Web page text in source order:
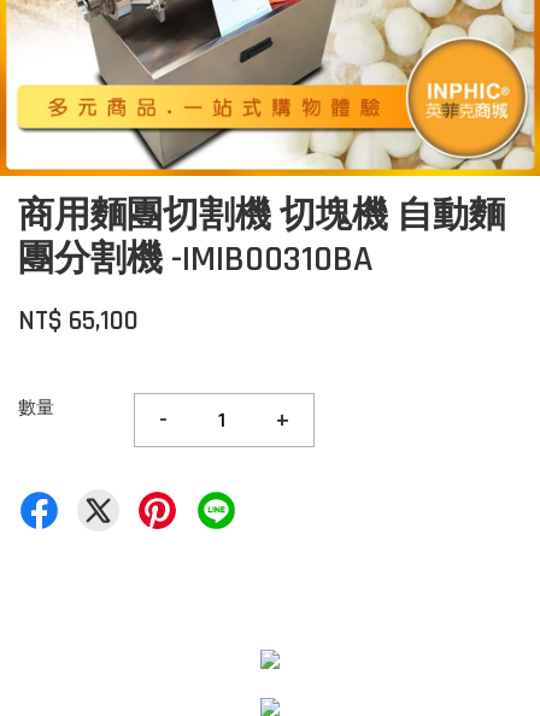
商用麵團切割機 切塊機 自動麵
團分割機 -IMIB00310BA
NT$ 65,100
數量 - +